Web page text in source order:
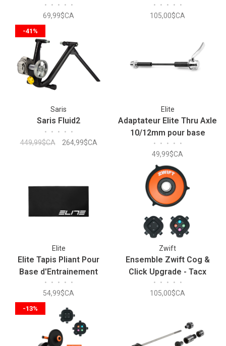
142X12
• • • • •
69,99$CA
• • • • •
105,00$CA
-41%
Saris
Saris Fluid2
• • • • •
449,99$CA 264,99$CA
Elite
Adaptateur Elite Thru Axle
10/12mm pour base
d'entraînement
Real/Qubo/Novo
• • • • •
49,99$CA
Elite
Elite Tapis Pliant Pour
Base d'Entrainement
• • • • •
54,99$CA
Zwift
Ensemble Zwift Cog &
Click Upgrade - Tacx
• • • • •
105,00$CA
-13%